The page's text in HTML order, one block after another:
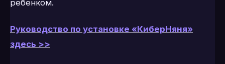
ребенком.
Руководство по установке «КиберНяня»
здесь >>